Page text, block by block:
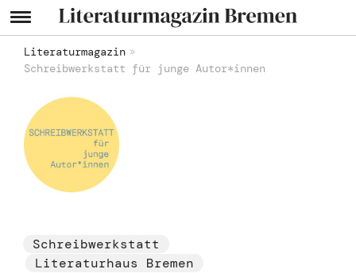
Literaturmagazin
Schreibwerkstatt für junge Autor*innen
Schreibwerkstatt
Literaturhaus Bremen